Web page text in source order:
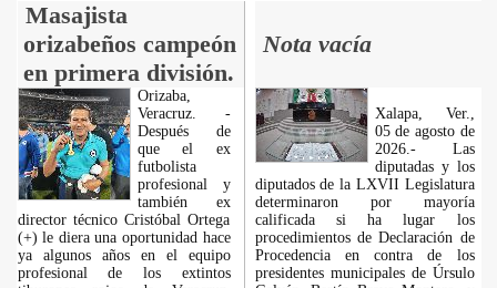
Masajista
orizabeños campeón
en primera división.
Nota vacía
Orizaba,
Veracruz. -
Después de
que el ex
futbolista
profesional y
también ex
director técnico Cristóbal Ortega
(+) le diera una oportunidad hace
ya algunos años en el equipo
profesional de los extintos
Xalapa, Ver.,
05 de agosto de
2026.- Las
diputadas y los
diputados de la LXVII Legislatura
determinaron por mayoría
calificada si ha lugar los
procedimientos de Declaración de
Procedencia en contra de los
presidentes municipales de Úrsulo